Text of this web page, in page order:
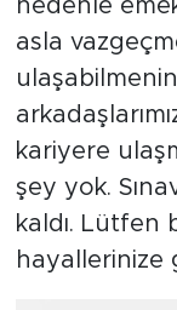
nedenle
asla
kariyere
şey yok.
kaldı. Lütfen
hayallerinize